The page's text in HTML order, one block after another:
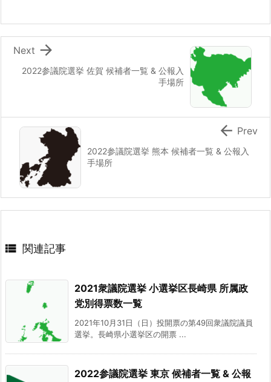
2022参議院選挙 佐賀 候補者一覧 & 公報入
手場所

Next
2022参議院選挙 熊本 候補者一覧 & 公報入
手場所
 Prev
 関連記事
2021衆議院選挙 小選挙区長崎県 所属政
党別得票数一覧
2021年10月31日（日）投開票の第49回衆議院議員
選挙。長崎県小選挙区の開票 ...
2022参議院選挙 東京 候補者一覧 & 公報